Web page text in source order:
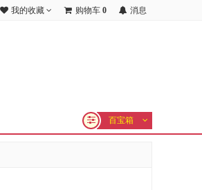
我的收藏 购物车 0 消息
百宝箱